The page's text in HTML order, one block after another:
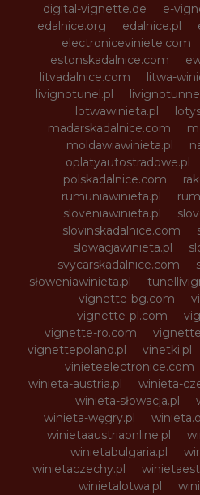
digital-vignette.de
e-
edalnice.org
edalnice.pl
electroniceviniete.com
estonskadalnice.com
litvadalnice.com
litwa-
livignotunel.pl
lotwawinieta.pl
madarskadalnice.com
moldawiawinieta.pl
oplatyautostradowe.pl
polskadalnice.com
rumuniawinieta.pl
sloveniawinieta.pl
slovinskadalnice.com
slowacjawinieta.pl
svycarskadalnice.com
słoweniawinieta.pl
vignette-bg.com
vignette-pl.com
vignette-ro.com
vignettepoland.pl
vinetki.pl
vinieteelectronice.com
winieta-austria.pl
winieta-
winieta-słowacja.pl
winieta-węgry.pl
winietaaustriaonline.pl
winietabulgaria.pl
winietaczechy.pl
winietalotwa.pl